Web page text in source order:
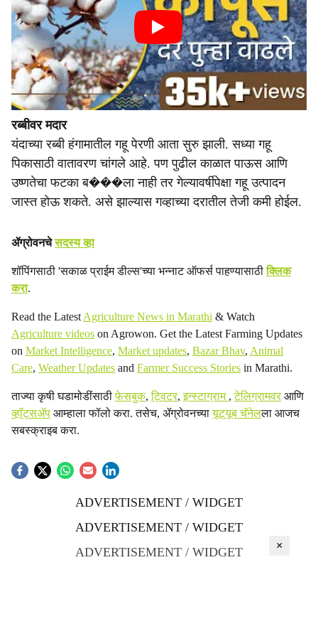
रब्बीवर मदार
यंदाच्या रब्बी हंगामातील गहू पेरणी आता सुरु झाली. सध्या गहू
पिकासाठी वातावरण चांगले आहे. पण पुढील काळात पाऊस आणि
उष्णतेचा फटका ब���ला नाही तर गेल्यावर्षीपेक्षा गहू उत्पादन
जास्त होऊ शकते. असे झाल्यास गव्हाच्या दरातील तेजी कमी होईल.
ॲग्रोवनचेसदस्य व्हा
शॉपिंगसाठी 'सकाळ प्राईम डील्स'च्या भन्नाट ऑफर्स पाहण्यासाठीक्लिक
करा.
Read the Latest Agriculture News in Marathi & Watch
Agriculture videos on Agrowon. Get the Latest Farming Updates
on Market Intelligence, Market updates, Bazar Bhav, Animal
Care, Weather Updates and Farmer Success Stories in Marathi.
ताज्या कृषी घडामोडींसाठीफेसबुक,ट्विटर,इन्स्टाग्राम ,टेलिग्रामवरआणि
व्हॉट्सॲप आम्हाला फॉलो करा. तसेच, ॲग्रोवनच्यायूट्यूब चॅनेलला आजच
सबस्क्राइब करा.
ADVERTISEMENT / WIDGET
ADVERTISEMENT / WIDGET
ADVERTISEMENT / WIDGET
×